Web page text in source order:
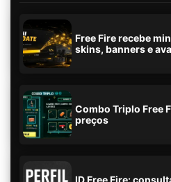
Free Fire recebe
skins, banners e
Combo Triplo Free
preços
ID Free Fire: